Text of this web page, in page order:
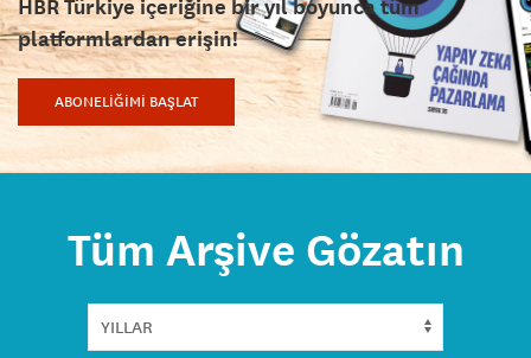
HBR Türkiye içeriğine bir yıl boyunca tüm
platformlardan erişin!
ABONELİĞİMİ BAŞLAT
Tüm Arşive Gözatın